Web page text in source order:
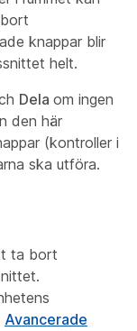
knappar blir
helt.
Dela om ingen
den här
(kontroller i
ska utföra.
ta bort
Avancerade